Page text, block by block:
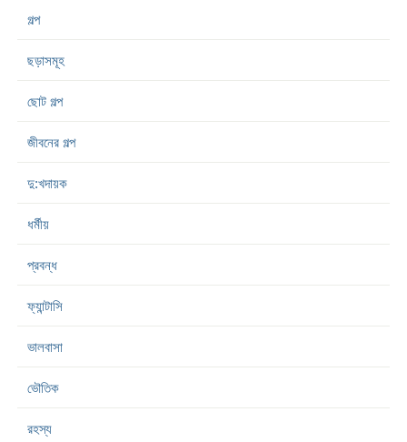
গল্প
ছড়াসমূহ
ছোট গল্প
জীবনের গল্প
দু:খদায়ক
ধর্মীয়
প্রবন্ধ
ফ্যান্টাসি
ভালবাসা
ভৌতিক
রহস্য